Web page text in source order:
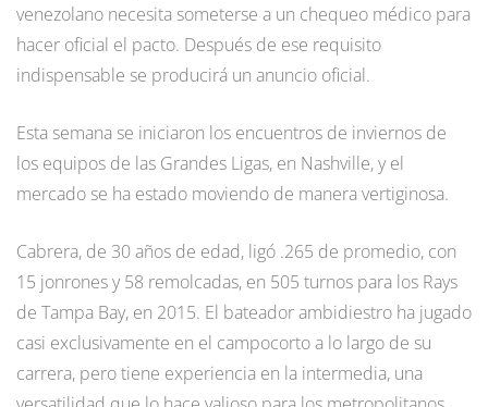
venezolano necesita someterse a un chequeo médico para
hacer oficial el pacto. Después de ese requisito
indispensable se producirá un anuncio oficial.
Esta semana se iniciaron los encuentros de inviernos de
los equipos de las Grandes Ligas, en Nashville, y el
mercado se ha estado moviendo de manera vertiginosa.
Cabrera, de 30 años de edad, ligó .265 de promedio, con
15 jonrones y 58 remolcadas, en 505 turnos para los Rays
de Tampa Bay, en 2015. El bateador ambidiestro ha jugado
casi exclusivamente en el campocorto a lo largo de su
carrera, pero tiene experiencia en la intermedia, una